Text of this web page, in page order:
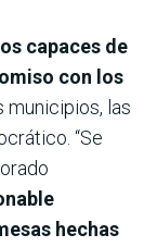
capaces de
con los
municipios, las
“Se
hechas